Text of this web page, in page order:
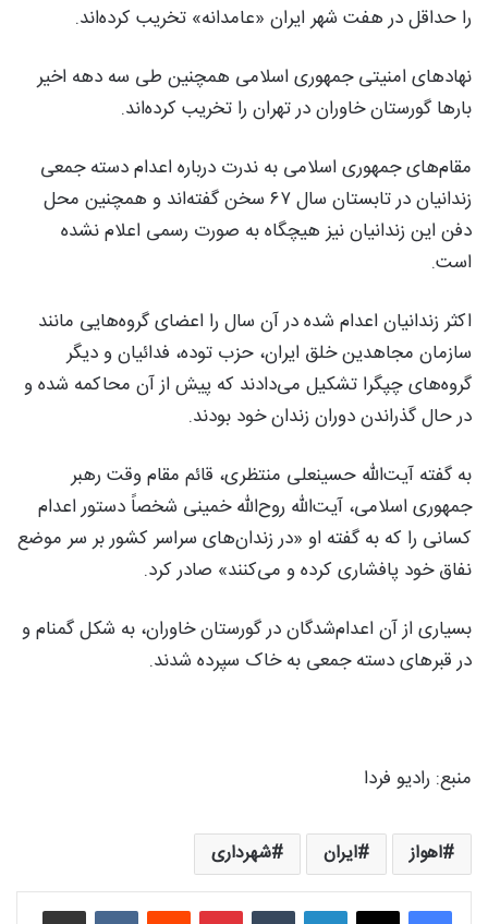
را حداقل در هفت شهر ایران «عامدانه» تخریب کرده‌اند.
نهادهای امنیتی جمهوری اسلامی همچنین طی سه دهه اخیر
بارها گورستان خاوران در تهران را تخریب کرده‌اند.
مقام‌های جمهوری اسلامی به ندرت درباره اعدام دسته جمعی
زندانیان در تابستان سال ۶۷ سخن گفته‌اند و همچنین محل
دفن این زندانیان نیز هیچگاه به صورت رسمی اعلام نشده
است.
اکثر زندانیان اعدام شده در آن سال را اعضای گروه‌هایی مانند
سازمان مجاهدین خلق ایران، حزب توده، فدائیان و دیگر
گروه‌های چپگرا تشکیل می‌دادند که پیش از آن محاکمه شده و
در حال گذراندن دوران زندان خود بودند.
به گفته آیت‌الله حسینعلی منتظری، قائم مقام وقت رهبر
جمهوری اسلامی، آیت‌الله روح‌الله خمینی شخصاً دستور اعدام
کسانی را که به گفته او «در زندان‌های سراسر کشور بر سر موضع
نفاق خود پافشاری کرده و می‌کنند» صادر کرد.
بسیاری از آن اعدام‌شدگان در گورستان خاوران، به شکل گمنام و
در قبرهای دسته جمعی به خاک سپرده شدند.
منبع: رادیو فردا
اهواز ایران شهرداری
لینکدین ‫پین‌ترست ‫رددیت